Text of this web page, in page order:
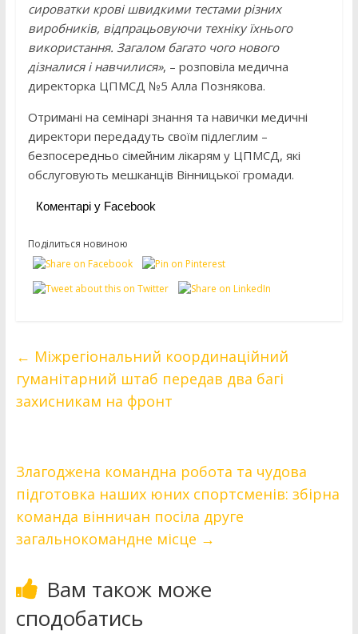
сироватки крові швидкими тестами різних
виробників, відпрацьовуючи техніку їхнього
використання. Загалом багато чого нового
дізналися і навчилися», – розповіла медична
директорка ЦПМСД №5 Алла Познякова.
Отримані на семінарі знання та навички медичні
директори передадуть своїм підлеглим –
безпосередньо сімейним лікарям у ЦПМСД, які
обслуговують мешканців Вінницької громади.
Коментарі у Facebook
Поділиться новиною
← Міжрегіональний координаційний
гуманітарний штаб передав два багі
захисникам на фронт
Злагоджена командна робота та чудова
підготовка наших юних спортсменів: збірна
команда вінничан посіла друге
загальнокомандне місце →
Вам також може
сподобатись